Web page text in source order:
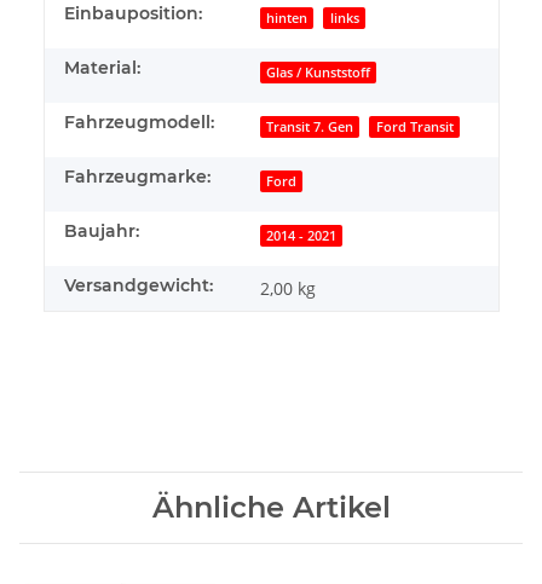
Produkteigenschaft
Wert
Einbauposition: hinten links
Material: Glas / Kunststoff
Fahrzeugmodell: Transit 7. Gen Ford Transit
Fahrzeugmarke: Ford
Baujahr: 2014 - 2021
Versandgewicht: 2,00 kg
Ähnliche Artikel